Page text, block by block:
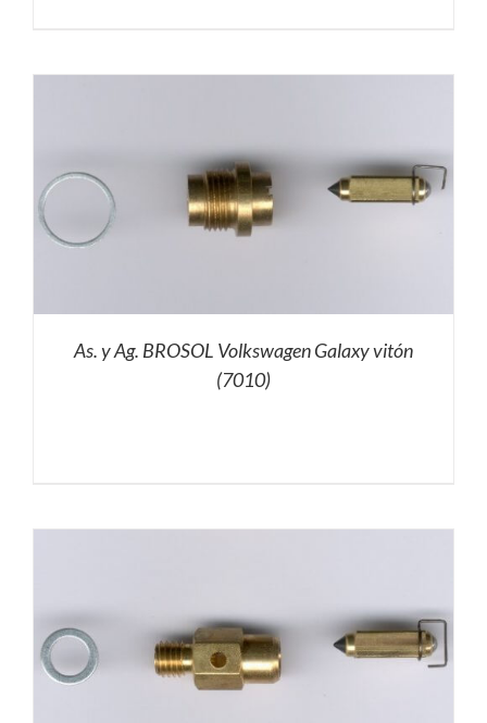
As. y Ag. BROSOL Volkswagen Galaxy vitón
(7010)